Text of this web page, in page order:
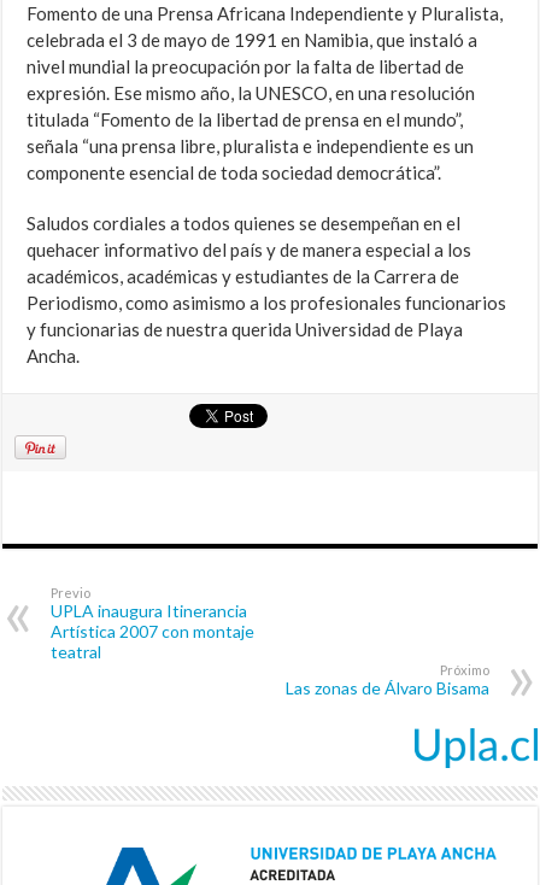
Fomento de una Prensa Africana Independiente y Pluralista,
celebrada el 3 de mayo de 1991 en Namibia, que instaló a
nivel mundial la preocupación por la falta de libertad de
expresión. Ese mismo año, la UNESCO, en una resolución
titulada “Fomento de la libertad de prensa en el mundo”,
señala “una prensa libre, pluralista e independiente es un
componente esencial de toda sociedad democrática”.
Saludos cordiales a todos quienes se desempeñan en el
quehacer informativo del país y de manera especial a los
académicos, académicas y estudiantes de la Carrera de
Periodismo, como asimismo a los profesionales funcionarios
y funcionarias de nuestra querida Universidad de Playa
Ancha.
Previo
UPLA inaugura Itinerancia
Artística 2007 con montaje
teatral
Próximo
Las zonas de Álvaro Bisama